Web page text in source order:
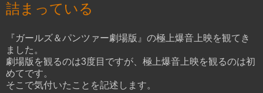
詰まっている
『ガールズ＆パンツァー劇場版』の極上爆音上映を観てき
ました。
劇場版を観るのは3度目ですが、極上爆音上映を観るのは初
めてです。
そこで気付いたことを記述します。